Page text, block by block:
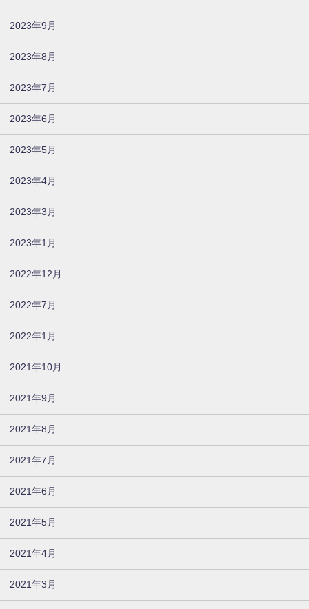
2023年9月
2023年8月
2023年7月
2023年6月
2023年5月
2023年4月
2023年3月
2023年1月
2022年12月
2022年7月
2022年1月
2021年10月
2021年9月
2021年8月
2021年7月
2021年6月
2021年5月
2021年4月
2021年3月